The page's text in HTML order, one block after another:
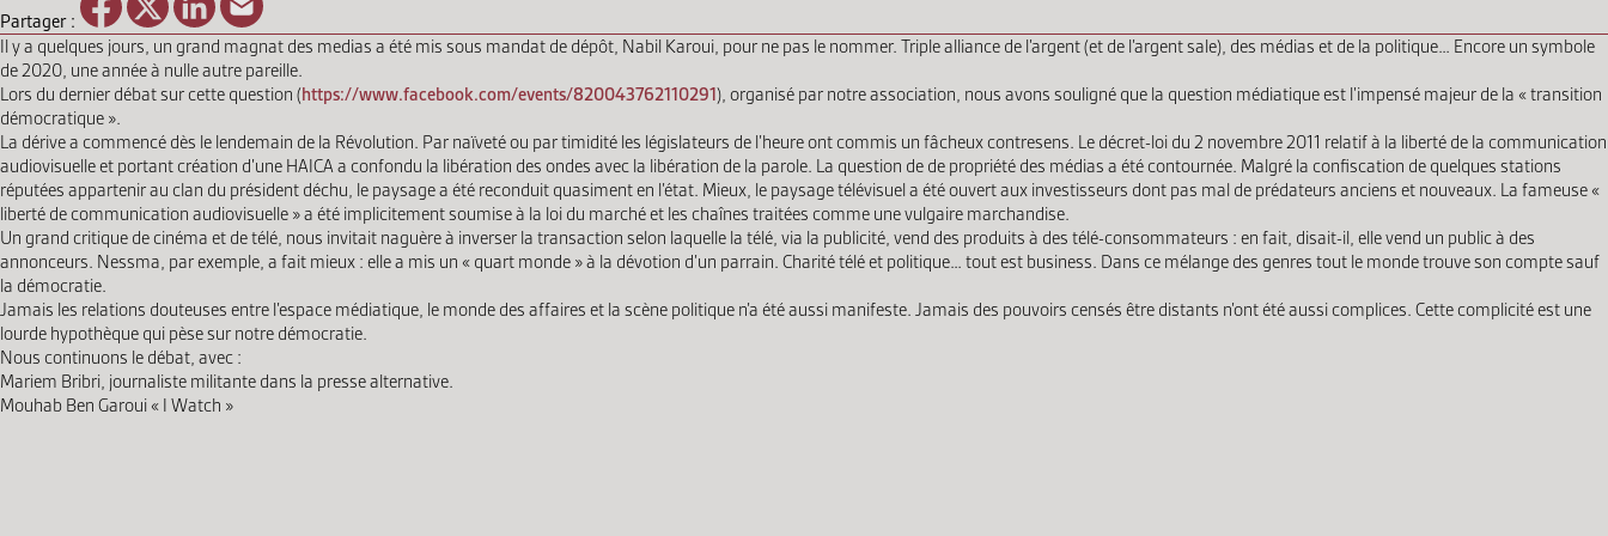
Partager :
Il y a quelques jours, un grand magnat des medias a été mis sous mandat de dépôt, Nabil Karoui, pour ne pas le nommer. Triple alliance de l’argent (et de l’argent sale), des médias et de la politique… Encore un symbole
de 2020, une année à nulle autre pareille.
Lors du dernier débat sur cette question (https://www.facebook.com/events/820043762110291), organisé par notre association, nous avons souligné que la question médiatique est l’impensé majeur de la « transition
démocratique ».
La dérive a commencé dès le lendemain de la Révolution. Par naïveté ou par timidité les législateurs de l’heure ont commis un fâcheux contresens. Le décret-loi du 2 novembre 2011 relatif à la liberté de la communication
audiovisuelle et portant création d’une HAICA a confondu la libération des ondes avec la libération de la parole. La question de de propriété des médias a été contournée. Malgré la confiscation de quelques stations
réputées appartenir au clan du président déchu, le paysage a été reconduit quasiment en l’état. Mieux, le paysage télévisuel a été ouvert aux investisseurs dont pas mal de prédateurs anciens et nouveaux. La fameuse «
liberté de communication audiovisuelle » a été implicitement soumise à la loi du marché et les chaînes traitées comme une vulgaire marchandise.
Un grand critique de cinéma et de télé, nous invitait naguère à inverser la transaction selon laquelle la télé, via la publicité, vend des produits à des télé-consommateurs : en fait, disait-il, elle vend un public à des
annonceurs. Nessma, par exemple, a fait mieux : elle a mis un « quart monde » à la dévotion d’un parrain. Charité télé et politique… tout est business. Dans ce mélange des genres tout le monde trouve son compte sauf
la démocratie.
Jamais les relations douteuses entre l’espace médiatique, le monde des affaires et la scène politique n’a été aussi manifeste. Jamais des pouvoirs censés être distants n’ont été aussi complices. Cette complicité est une
lourde hypothèque qui pèse sur notre démocratie.
Nous continuons le débat, avec :
Mariem Bribri, journaliste militante dans la presse alternative.
Mouhab Ben Garoui « I Watch »